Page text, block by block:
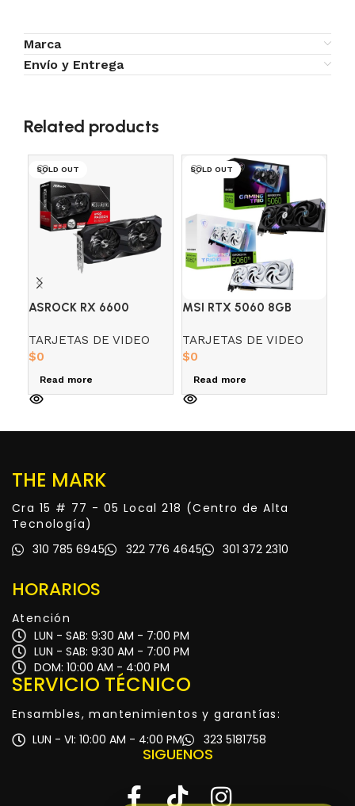
Marca
Envío y Entrega
Related products
SOLD OUT
ASROCK RX 6600
TARJETAS DE VIDEO
$0
Read more
SOLD OUT
MSI RTX 5060 8GB
BLACK/WHITE
TARJETAS DE VIDEO
$0
Read more
THE MARK
Cra 15 # 77 - 05 Local 218 (Centro de Alta
Tecnología)
310 785 6945
322 776 4645 301 372 2310
HORARIOS
Atención
LUN - SAB: 9:30 AM - 7:00 PM
LUN - SAB: 9:30 AM - 7:00 PM
DOM: 10:00 AM - 4:00 PM
SERVICIO TÉCNICO
Ensambles, mantenimientos y garantías:
LUN - VI: 10:00 AM - 4:00 PM
323 5181758
SIGUENOS